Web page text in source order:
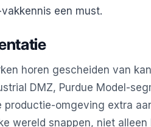
een must.
horen gescheiden van
DMZ, Purdue Model-
productie-omgeving extra
wereld snappen, niet alleen